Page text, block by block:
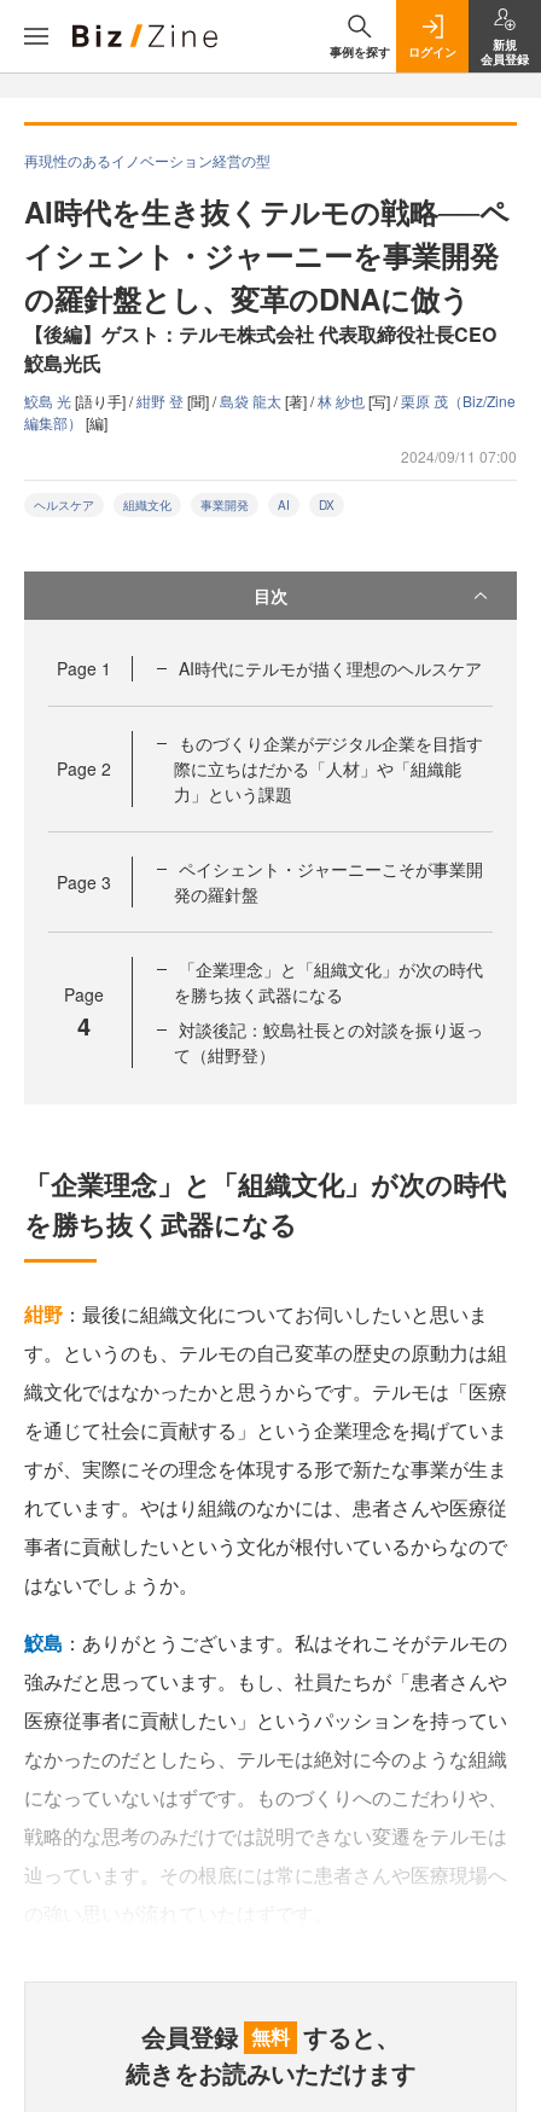
事例を探す ログイン
新規
会員登録
再現性のあるイノベーション経営の型
AI時代を生き抜くテルモの戦略──ペ
イシェント・ジャーニーを事業開発
の羅針盤とし、変革のDNAに倣う
【後編】ゲスト：テルモ株式会社 代表取締役社長CEO
鮫島光氏
鮫島 光[語り手] /紺野 登[聞] /島袋 龍太[著] /林 紗也[写] /栗原 茂（Biz/Zine
編集部） [編]
2024/09/11 07:00
ヘルスケア 組織文化 事業開発 AI DX
目次
Page 1 AI時代にテルモが描く理想のヘルスケア
Page 2
ものづくり企業がデジタル企業を目指す
際に立ちはだかる「人材」や「組織能
力」という課題
Page 3
ペイシェント・ジャーニーこそが事業開
発の羅針盤
Page
4
「企業理念」と「組織文化」が次の時代
を勝ち抜く武器になる
対談後記：鮫島社長との対談を振り返っ
て（紺野登）
「企業理念」と「組織文化」が次の時代
を勝ち抜く武器になる
紺野 ：最後に組織文化についてお伺いしたいと思いま
す。というのも、テルモの自己変革の歴史の原動力は組
織文化ではなかったかと思うからです。テルモは「医療
を通じて社会に貢献する」という企業理念を掲げていま
すが、実際にその理念を体現する形で新たな事業が生ま
れています。やはり組織のなかには、患者さんや医療従
事者に貢献したいという文化が根付いているからなので
はないでしょうか。
鮫島 ：ありがとうございます。私はそれこそがテルモの
強みだと思っています。もし、社員たちが「患者さんや
医療従事者に貢献したい」というパッションを持ってい
なかったのだとしたら、テルモは絶対に今のような組織
になっていないはずです。ものづくりへのこだわりや、
戦略的な思考のみだけでは説明できない変遷をテルモは
辿っています。その根底には常に患者さんや医療現場へ
会員登録 無料 すると、
続きをお読みいただけます